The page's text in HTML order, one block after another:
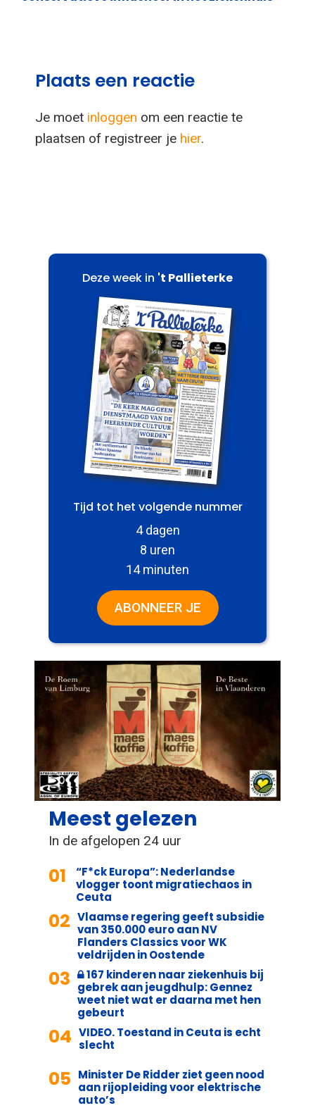
Plaats een reactie
Je moet inloggen om een reactie te
plaatsen of registreer je hier.
Deze week in 't Pallieterke
Tijd tot het volgende nummer
4 dagen
8 uren
14 minuten
ABONNEER JE
Meest gelezen
In de afgelopen 24 uur
01
“F*ck Europa”: Nederlandse
vlogger toont migratiechaos in
Ceuta
02 Vlaamse regering geeft subsidie
van 350.000 euro aan NV
Flanders Classics voor WK
veldrijden in Oostende
03
167 kinderen naar ziekenhuis bij
gebrek aan jeugdhulp: Gennez
weet niet wat er daarna met hen
gebeurt
04 VIDEO. Toestand in Ceuta is echt
slecht
05 Minister De Ridder ziet geen nood
aan rijopleiding voor elektrische
auto’s